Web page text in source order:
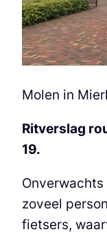
Molen in
Ritverslag
19.
zoveel
fietsers,